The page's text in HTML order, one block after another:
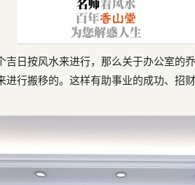
吉日按风水来进行，那么关于办公室的
进行搬移的。这样有助事业的成功、招